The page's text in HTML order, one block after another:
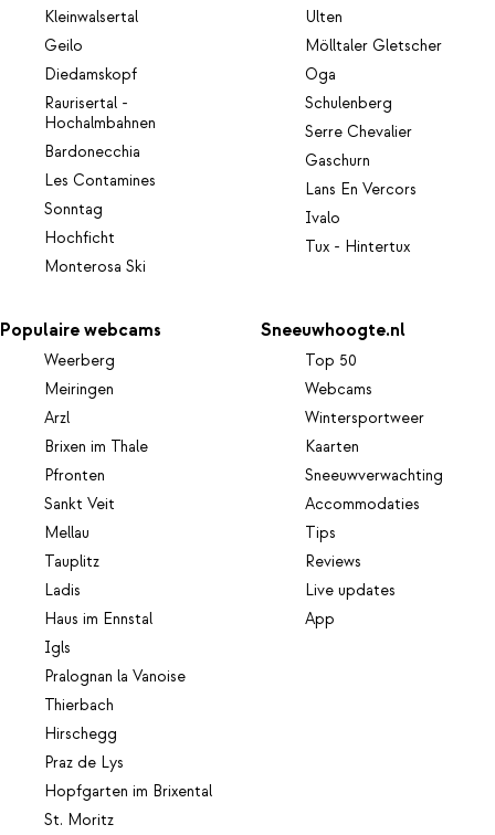
Kleinwalsertal
Geilo
Diedamskopf
Raurisertal -
Hochalmbahnen
Bardonecchia
Les Contamines
Sonntag
Hochficht
Monterosa Ski
Ulten
Mölltaler Gletscher
Oga
Schulenberg
Serre Chevalier
Gaschurn
Lans En Vercors
Ivalo
Tux - Hintertux
Populaire webcams
Weerberg
Meiringen
Arzl
Brixen im Thale
Pfronten
Sankt Veit
Mellau
Tauplitz
Ladis
Haus im Ennstal
Igls
Pralognan la Vanoise
Thierbach
Hirschegg
Praz de Lys
Hopfgarten im Brixental
St. Moritz
Sneeuwhoogte.nl
Top 50
Webcams
Wintersportweer
Kaarten
Sneeuwverwachting
Accommodaties
Tips
Reviews
Live updates
App